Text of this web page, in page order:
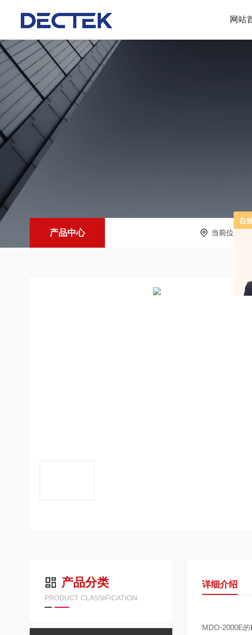
网站
产品中心 当前位置：
产品分类
PRODUCT CLASSIFICATION
详细介绍
MDO-2000E的